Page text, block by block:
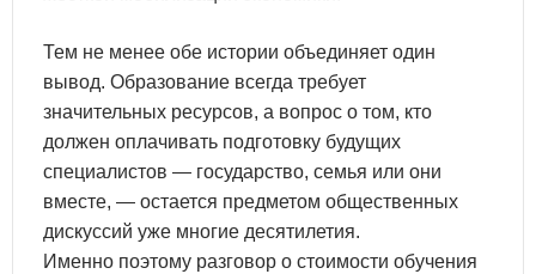
Тем не менее обе истории объединяет один
вывод. Образование всегда требует
значительных ресурсов, а вопрос о том, кто
должен оплачивать подготовку будущих
специалистов — государство, семья или они
вместе, — остается предметом общественных
дискуссий уже многие десятилетия.
Именно поэтому разговор о стоимости обучения